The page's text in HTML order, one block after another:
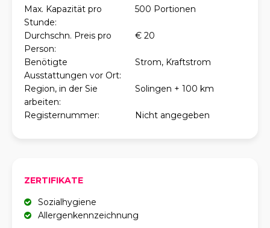
Max. Kapazität pro
Stunde:
500 Portionen
Durchschn. Preis pro
Person:
€ 20
Benötigte
Ausstattungen vor Ort:
Strom, Kraftstrom
Region, in der Sie
arbeiten:
Solingen + 100 km
Registernummer: Nicht angegeben
ZERTIFIKATE
Sozialhygiene
Allergenkennzeichnung